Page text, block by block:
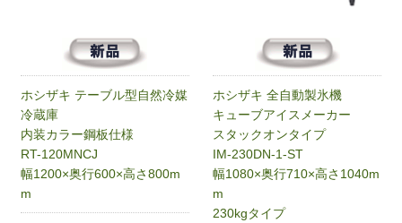
ホシザキ テーブル型自然冷媒
冷蔵庫
内装カラー鋼板仕様
RT-120MNCJ
幅1200×奥行600×高さ800m
m
ホシザキ 全自動製氷機
キューブアイスメーカー
スタックオンタイプ
IM-230DN-1-ST
幅1080×奥行710×高さ1040m
m
230kgタイプ